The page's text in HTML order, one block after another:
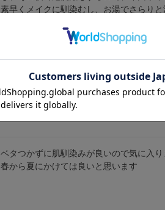
素早くメイクに馴染むし、お湯でさらり
ベタつかずに肌馴染みが良いので気に入り
春から夏にかけては良いと思います